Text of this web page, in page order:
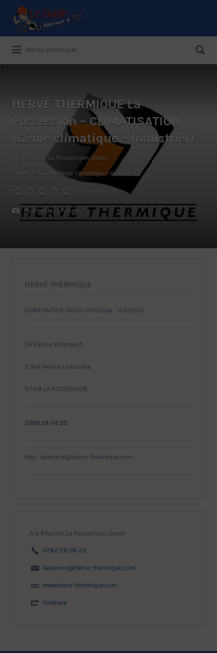
Le Guide de référence depuis 1995
Rechercher:
Menu principal
HERVÉ THERMIQUE La
Possession – CLIMATISATION
(Génie climatique – Industriel)
A la Réunion, La Possession, Ouest
CLIMATISATION (Génie climatique - Industriel)
0 Reviews
Ajouter des photos
HERVÉ THERMIQUE
CLIMATISATION (Génie climatique – Industriel)
ZA Ravine à Marquet,
2 Rue Patrice Lumumba,
97419 LA POSSESSION
0262 28 06 25
Mail : lareunion@herve-thermique.com
A la Réunion, La Possession, Ouest
0262 28 06 25
lareunion@herve-thermique.com
www.herve-thermique.com
Itinéraire